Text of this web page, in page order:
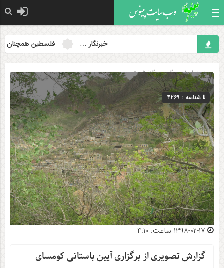
خبرنگار … فلسطین همچنان
صفحه اصلی» گروه »گزارش تصویری
شناسه : 4269
گزارش تصویری از برگزاری آیین باستانی کومسای